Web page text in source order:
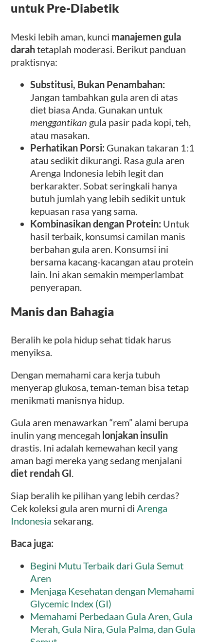
untuk Pre-Diabetik
Meski lebih aman, kunci manajemen gula
darahtetaplah moderasi. Berikut panduan
praktisnya:
Substitusi, Bukan Penambahan:
Jangan tambahkan gula aren di atas
diet biasa Anda. Gunakan untuk
menggantikan gula pasir pada kopi, teh,
atau masakan.
Perhatikan Porsi: Gunakan takaran 1:1
atau sedikit dikurangi. Rasa gula aren
Arenga Indonesia lebih legit dan
berkarakter. Sobat seringkali hanya
butuh jumlah yang lebih sedikit untuk
kepuasan rasa yang sama.
Kombinasikan dengan Protein: Untuk
hasil terbaik, konsumsi camilan manis
berbahan gula aren. Konsumsi ini
bersama kacang-kacangan atau protein
lain. Ini akan semakin memperlambat
penyerapan.
Manis dan Bahagia
Beralih ke pola hidup sehat tidak harus
menyiksa.
Dengan memahami cara kerja tubuh
menyerap glukosa, teman-teman bisa tetap
menikmati manisnya hidup.
Gula aren menawarkan “rem” alami berupa
inulin yang mencegah lonjakan insulin
drastis. Ini adalah kemewahan kecil yang
aman bagi mereka yang sedang menjalani
diet rendah GI.
Siap beralih ke pilihan yang lebih cerdas?
Cek koleksi gula aren murni diArenga
Indonesia sekarang.
Baca juga:
Begini Mutu Terbaik dari Gula Semut
Aren
Menjaga Kesehatan dengan Memahami
Glycemic Index (GI)
Memahami Perbedaan Gula Aren, Gula
Merah, Gula Nira, Gula Palma, dan Gula